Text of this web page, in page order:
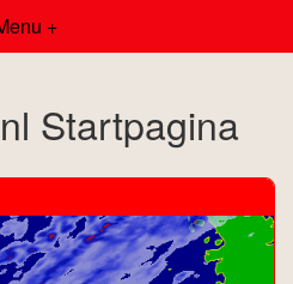
+
Startpagina